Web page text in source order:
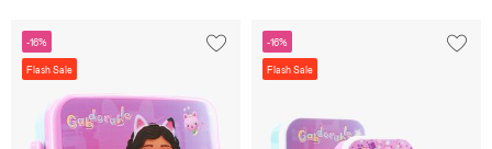
-16%
Flash Sale
-16%
Flash Sale